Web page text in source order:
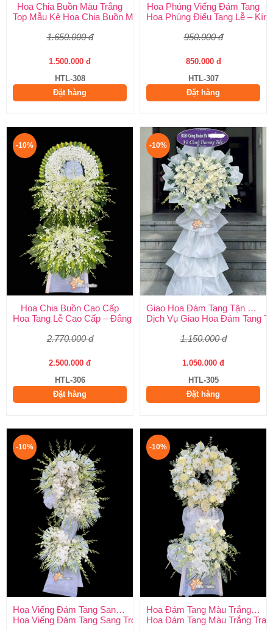
Hoa Chia Buồn Màu Trắng
Top Mẫu Kệ Hoa Chia Buồn Màu Trắng Được Chọn Nhiều Nhất
1.650.000 đ
1.500.000 đ
HTL-308
Đặt hàng
Hoa Phúng Viếng Đám Tang
Hoa Phúng Điếu Tang Lễ –
950.000 đ
850.000 đ
HTL-307
Đặt hàng
-10%
Hoa Chia Buồn Cao Cấp
Hoa Tang Lễ Cao Cấp – Đẳng Cấp Tinh Tế, Kính Viếng Trang
2.770.000 đ
2.500.000 đ
HTL-306
Đặt hàng
-10%
Giao Hoa Đám Tang Tận Nơi Toàn Quốc
Dịch Vụ Giao Hoa Đám Tang
1.150.000 đ
1.050.000 đ
HTL-305
Đặt hàng
-10%
Hoa Viếng Đám Tang Sang Trọng
Hoa Viếng Đám Tang Sang Trọng – Kính Tận Tâm, Tiễn Biệt
-10%
Hoa Đám Tang Màu Trắng Trang Nghiêm
Hoa Đám Tang Màu Trắng